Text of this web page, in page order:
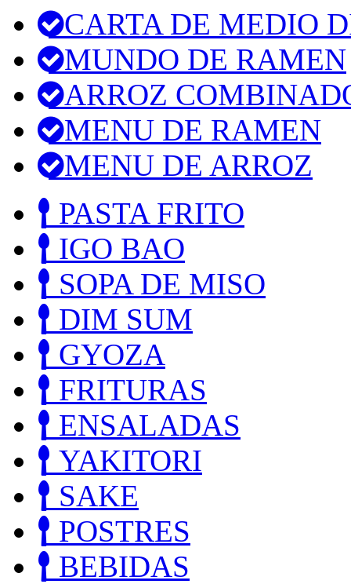
CARTA DE MEDIO
MUNDO DE RAMEN
ARROZ
MENU DE RAMEN
MENU DE ARROZ
PASTA FRITO
IGO BAO
SOPA DE MISO
DIM SUM
GYOZA
FRITURAS
ENSALADAS
YAKITORI
SAKE
POSTRES
BEBIDAS